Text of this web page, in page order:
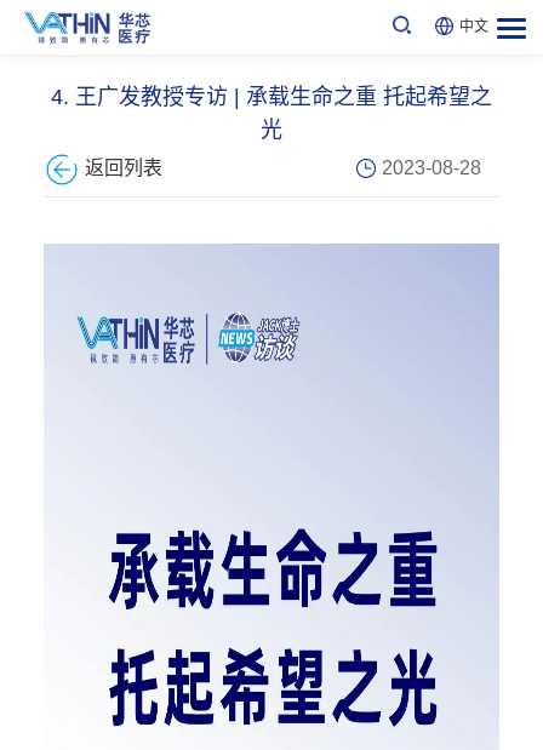
中文
返回列表
4. 王广发教授专访 | 承载生命之重 托起希望之
光
2023-08-28